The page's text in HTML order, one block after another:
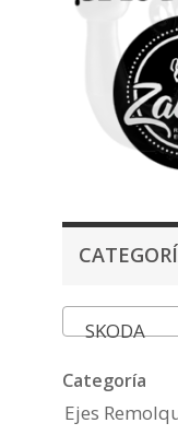
SKODA
Categoría
Ejes